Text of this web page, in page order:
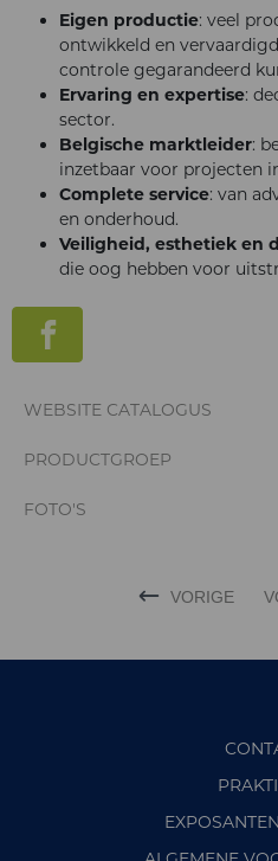
Eigen productie: veel
ontwikkeld en
controle gegarandeerd
Ervaring en expertise:
sector.
Belgische marktleider:
inzetbaar voor projecten
Complete service: van
en onderhoud.
Veiligheid, esthetiek en
die oog hebben voor
WEBSITE CATALOGUS
PRODUCTGROEP
FOTO'S
VORIGE